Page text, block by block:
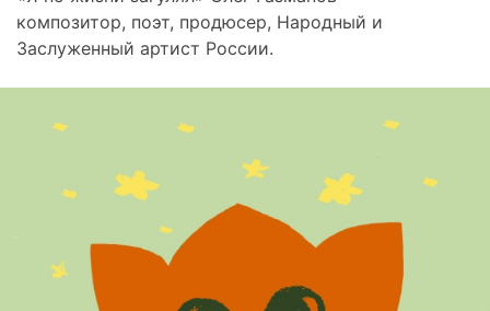
композитор, поэт, продюсер, Народный и
Заслуженный артист России.